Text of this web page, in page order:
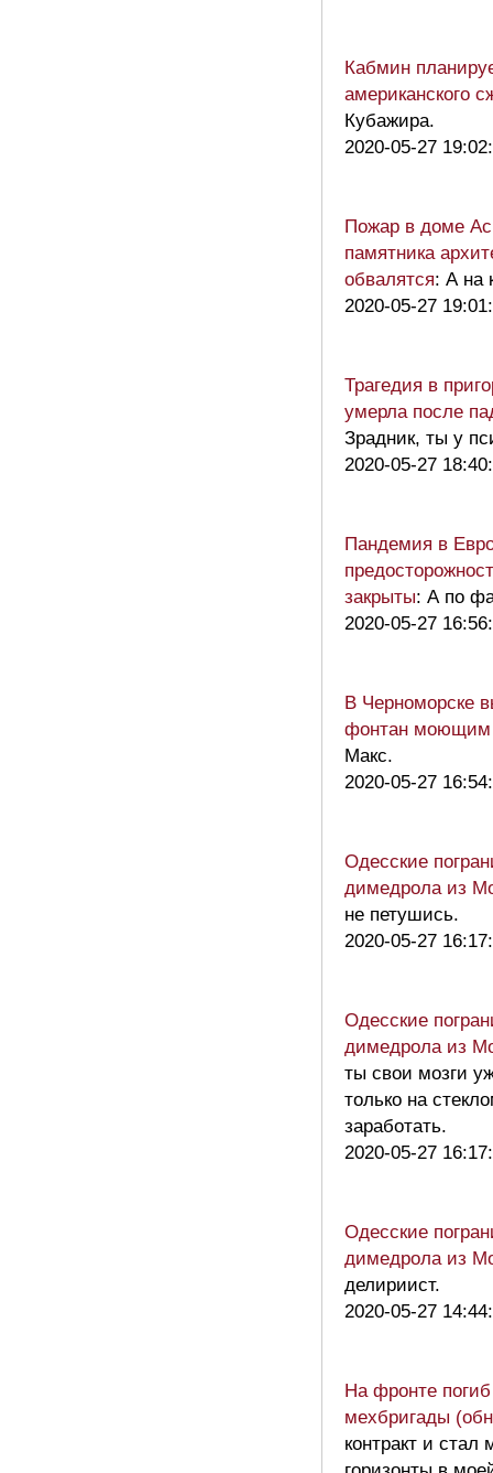
Кабмин
американского
Кубажира.
2020-05-27
Пожар в доме
памятника
обвалятся: А на
2020-05-27
Трагедия в
умерла после
Зрадник, ты у
2020-05-27
Пандемия в
закрыты: А по
2020-05-27
В Черноморске
фонтан моющим
Макс.
2020-05-27
Одесские
димедрола из
не петушись.
2020-05-27
Одесские
димедрола из
ты свои мозги
только на
заработать.
2020-05-27
Одесские
димедрола из
делириист.
2020-05-27
На фронте
мехбригады
контракт и